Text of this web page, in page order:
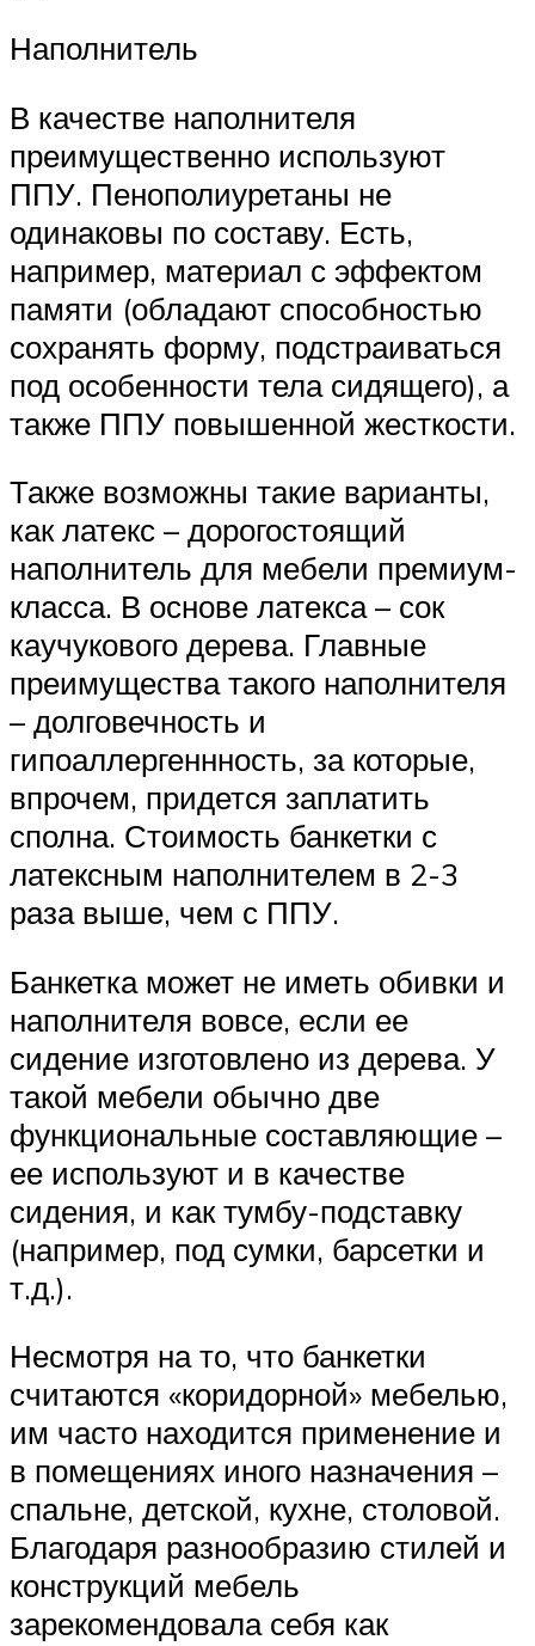
Наполнитель
В качестве наполнителя
преимущественно используют
ППУ. Пенополиуретаны не
одинаковы по составу. Есть,
например, материал с эффектом
памяти (обладают способностью
сохранять форму, подстраиваться
под особенности тела сидящего), а
также ППУ повышенной жесткости.
Также возможны такие варианты,
как латекс – дорогостоящий
наполнитель для мебели премиум-
класса. В основе латекса – сок
каучукового дерева. Главные
преимущества такого наполнителя
– долговечность и
гипоаллергеннность, за которые,
впрочем, придется заплатить
сполна. Стоимость банкетки с
латексным наполнителем в 2-3
раза выше, чем с ППУ.
Банкетка может не иметь обивки и
наполнителя вовсе, если ее
сидение изготовлено из дерева. У
такой мебели обычно две
функциональные составляющие –
ее используют и в качестве
сидения, и как тумбу-подставку
(например, под сумки, барсетки и
т.д.).
Несмотря на то, что банкетки
считаются «коридорной» мебелью,
им часто находится применение и
в помещениях иного назначения –
спальне, детской, кухне, столовой.
Благодаря разнообразию стилей и
конструкций мебель
зарекомендовала себя как